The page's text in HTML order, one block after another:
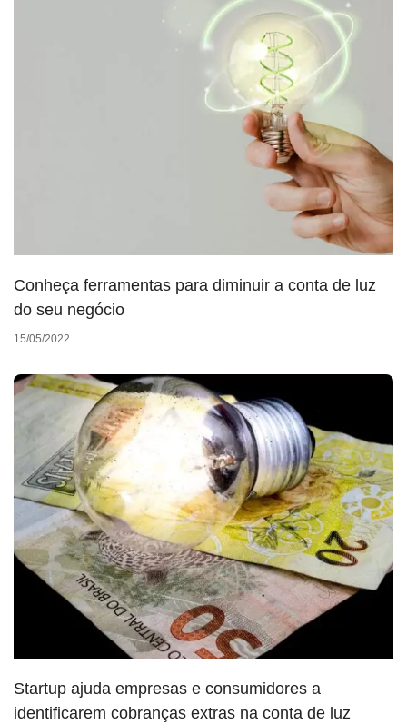
Conheça ferramentas para diminuir a conta de luz
do seu negócio
15/05/2022
Startup ajuda empresas e consumidores a
identificarem cobranças extras na conta de luz